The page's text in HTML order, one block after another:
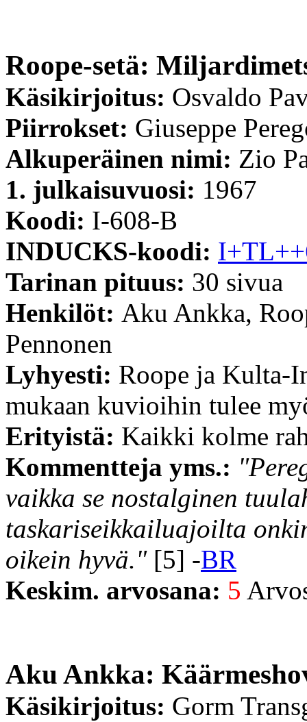
Roope-setä:
Käsikirjoitus: Osvaldo
Piirrokset: Giuseppe
Alkuperäinen nimi: Zio
1. julkaisuvuosi: 1967
Koodi: I-608-B
INDUCKS-koodi:
Tarinan pituus: 30 sivua
Henkilöt: Aku Ankka,
Pennonen
Lyhyesti: Roope ja Kulta-
mukaan kuvioihin tulee
Erityistä: Kaikki kolme
Kommentteja yms.:
vaikka se nostalginen
taskariseikkailuajoilta
oikein hyvä."[5] -BR
Keskim. arvosana: 5
Aku Ankka:
Käsikirjoitus: Gorm